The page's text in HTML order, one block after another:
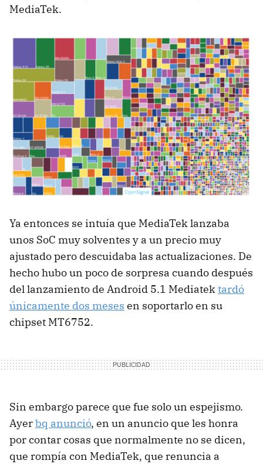
MediaTek.
Ya entonces se intuía que MediaTek lanzaba
unos SoC muy solventes y a un precio muy
ajustado pero descuidaba las actualizaciones. De
hecho hubo un poco de sorpresa cuando después
del lanzamiento de Android 5.1 Mediatektardó
únicamente dos meses en soportarlo en su
chipset MT6752.
Sin embargo parece que fue solo un espejismo.
Ayerbq anunció, en un anuncio que les honra
por contar cosas que normalmente no se dicen,
que rompía con MediaTek, que renuncia a